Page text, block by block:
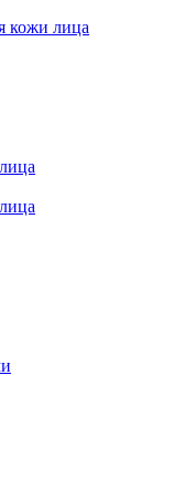
кожи лица